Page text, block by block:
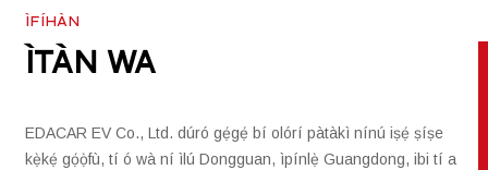
ÌFÍHÀN
ÌTÀN WA
EDACAR EV Co., Ltd. dúró gẹ́gẹ́ bí olórí pàtàkì nínú iṣẹ́ ṣíṣe
kẹ̀kẹ́ gọ́ọ̀fù, tí ó wà ní ìlú Dongguan, ìpínlẹ̀ Guangdong, ibi tí a